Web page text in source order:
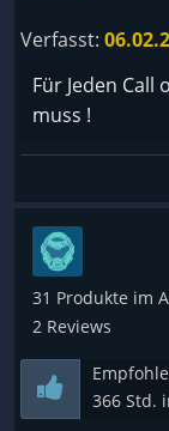
Verfasst:
Für Jeden Call
muss !
31 Produkte im
2 Reviews
366 Std.